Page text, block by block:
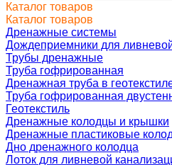
Каталог товаров
Каталог товаров
Дренажные системы
Дождеприемники для
Трубы дренажные
Труба гофрированная
Дренажная труба в
Труба гофрированная
Геотекстиль
Дренажные колодцы и крышки
Дренажные пластиковые
Дно дренажного колодца
Лоток для ливневой